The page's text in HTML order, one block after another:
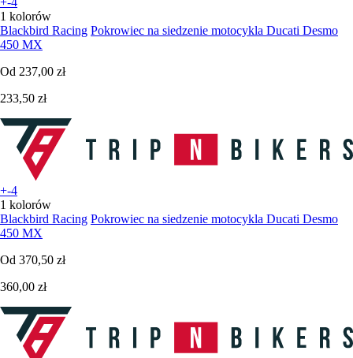
1 kolorów
Blackbird Racing Pokrowiec na siedzenie motocykla Ducati Desmo
450 MX
Od 237,00 zł
233,50 zł
+-4
1 kolorów
Blackbird Racing Pokrowiec na siedzenie motocykla Ducati Desmo
450 MX
Od 370,50 zł
360,00 zł